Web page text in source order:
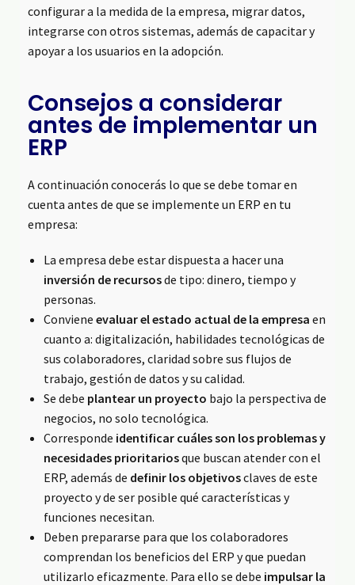
configurar a la medida de la empresa, migrar datos,
integrarse con otros sistemas, además de capacitar y
apoyar a los usuarios en la adopción.
Consejos a considerar
antes de implementar un
ERP
A continuación conocerás lo que se debe tomar en
cuenta antes de que se implemente un ERP en tu
empresa:
La empresa debe estar dispuesta a hacer una
inversión de recursosde tipo: dinero, tiempo y
personas.
Conviene evaluar el estado actual de la empresa en
cuanto a: digitalización, habilidades tecnológicas de
sus colaboradores, claridad sobre sus flujos de
trabajo, gestión de datos y su calidad.
Se debe plantear un proyecto bajo la perspectiva de
negocios, no solo tecnológica.
Corresponde identificar cuáles son los problemas y
necesidades prioritariosque buscan atender con el
ERP, además de definir los objetivosclaves de este
proyecto y de ser posible qué características y
funciones necesitan.
Deben prepararse para que los colaboradores
comprendan los beneficios del ERP y que puedan
utilizarlo eficazmente. Para ello se debe impulsar la